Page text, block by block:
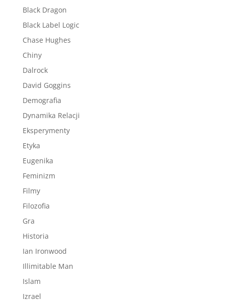
Black Dragon
Black Label Logic
Chase Hughes
Chiny
Dalrock
David Goggins
Demografia
Dynamika Relacji
Eksperymenty
Etyka
Eugenika
Feminizm
Filmy
Filozofia
Gra
Historia
Ian Ironwood
Illimitable Man
Islam
Izrael